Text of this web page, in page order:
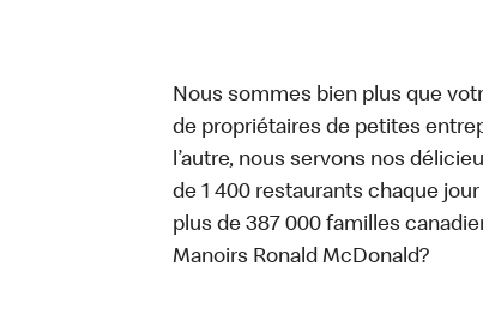
Nous sommes bien plus que
de propriétaires de petites
l’autre, nous servons nos
de 1 400 restaurants chaque
plus de 387 000 familles
Manoirs Ronald McDonald?